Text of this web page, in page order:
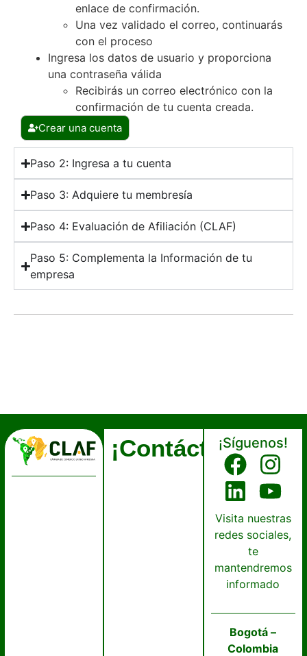
enlace de confirmación.
Una vez validado el correo, continuarás
con el proceso
Ingresa los datos de usuario y proporciona
una contraseña válida
Recibirás un correo electrónico con la
confirmación de tu cuenta creada.
Crear una cuenta
Paso 2: Ingresa a tu cuenta
Paso 3: Adquiere tu membresía
Paso 4: Evaluación de Afiliación (CLAF)
Paso 5: Complementa la Información de tu
empresa
¡Contáctanos!
¡Síguenos!
Visita nuestras
redes sociales,
te
mantendremos
informado
Bogotá –
Colombia